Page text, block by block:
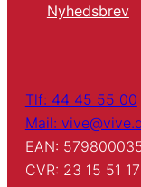
Nyhedsbrev
Tlf: 44 45 55 00
Mail:
EAN:
CVR: 23 15 51 17